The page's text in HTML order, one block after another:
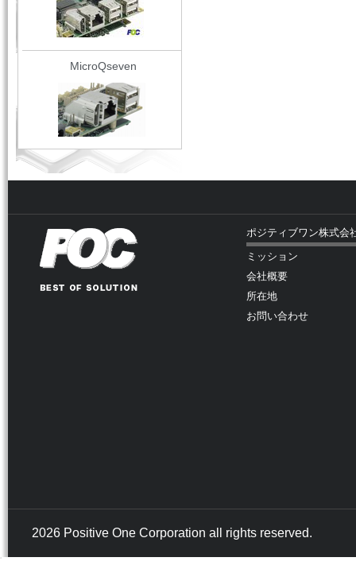
MicroQseven
ポジティブワン株式会
ミッション
会社概要
所在地
お問い合わせ
2026 Positive One Corporation all rights reserved.